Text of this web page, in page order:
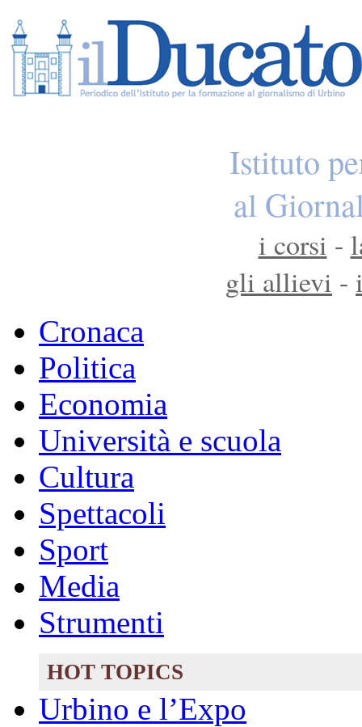
Istituto
al
i corsi -
gli allievi -
Cronaca
Politica
Economia
Università e scuola
Cultura
Spettacoli
Sport
Media
Strumenti
HOT TOPICS
Urbino e l’Expo